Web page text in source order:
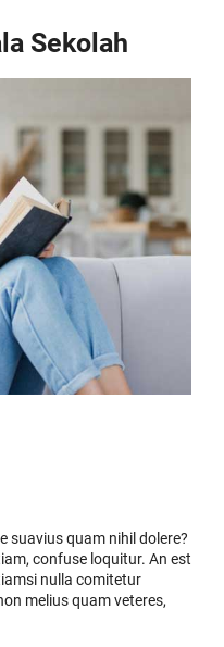
Sekolah
suavius quam nihil dolere?
confuse loquitur. An est
nulla comitetur
melius quam veteres,